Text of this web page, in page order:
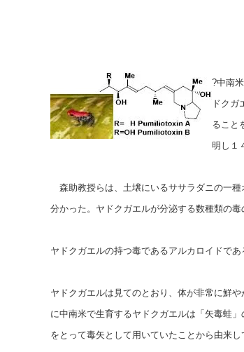
?中南
ドクガ
ること
明し１
森助教授らは、土壌にいるササラダニの一
分かった。ヤドクガエルが分泌する数種類の毒
ヤドクガエルの持つ毒であるアルカロイドであ
ヤドクガエルは見てのとおり、体が非常に鮮
に中南米で生育するヤドクガエルは「矢毒蛙
をとって毒矢として用いていたことから由来し